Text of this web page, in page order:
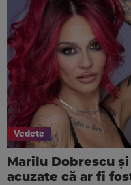
Vedete
Marilu Dobrescu
acuzate că ar fi